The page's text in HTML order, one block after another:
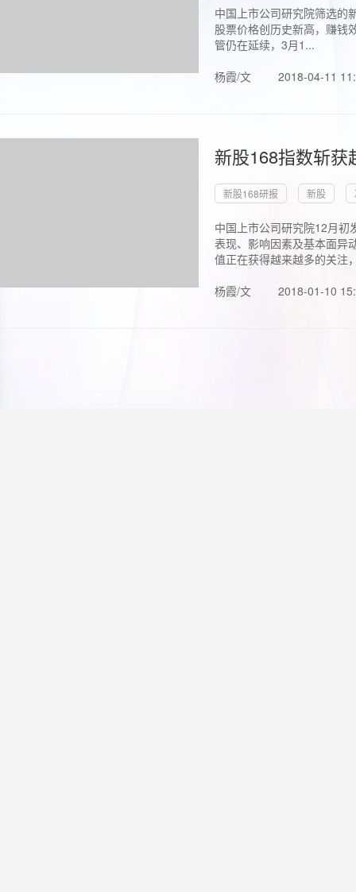
中国上市公司研究院筛选的
股票价格创历史新高，赚钱
管仍在延续，3月1...
杨霞/文
2018-04-11
新股168指数斩
新股168研报 新股
中国上市公司研究院12月初
表现、影响因素及基本面异
值正在获得越来越多的关注
杨霞/文
2018-01-10